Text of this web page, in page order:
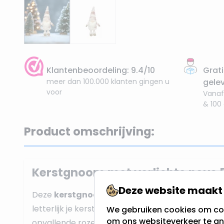
Klantenbeoordeling: 9.4/10
meer dan 100.000 klanten gingen u
voor
Vanaf
&
Product omschrijving:
Kerstgnoom met verlichte neus
Deze kerstgnoombrengt niet alleen
letterlijk je kerst met zijn schattigegloeiende
Deze website
We gebruiken cookies om
om ons websiteverkeer te